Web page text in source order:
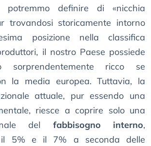
potremmo definire di «nicchia
trovandosi storicamente intorno
posizione nella classifica
il nostro Paese possiede
sorprendentemente ricco se
la media europea. Tuttavia, la
attuale, pur essendo una
riesce a coprire solo una
del fabbisogno interno,
il 5% e il 7% a seconda delle